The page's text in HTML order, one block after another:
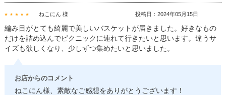
ねこにん 様 投稿日：2024年05月15日
編み目がとても綺麗で美しいバスケットが届きました。好きなもの
だけを詰め込んでピクニックに連れて行きたいと思います。違うサ
イズも欲しくなり、少しずつ集めたいと思いました。
お店からのコメント
ねこにん様、素敵なご感想をありがとうございます！